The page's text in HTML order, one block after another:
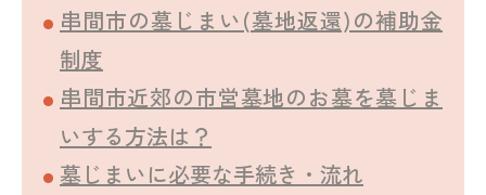
串間市の墓じまい(墓地返還)の補助金
制度
串間市近郊の市営墓地のお墓を墓じま
いする方法は？
墓じまいに必要な手続き・流れ